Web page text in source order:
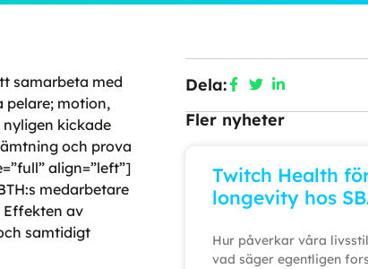
samarbeta med
pelare; motion,
nyligen kickade
och prova
align=”left”]
medarbetare
av
samtidigt
Dela:
Fler nyheter
Twitch Health
longevity hos
Hur påverkar våra
vad säger egentligen